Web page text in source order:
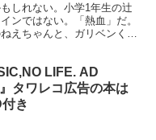
しれない。小学1年生の辻
ンではない。「熱血」だ。
えちゃんと、ガリベンくん
LIFE. AD
タワレコ広告の本は
き